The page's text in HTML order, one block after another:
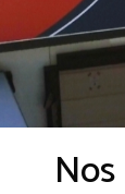
Nos